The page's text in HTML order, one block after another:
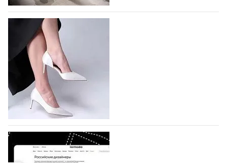
На участие в Московской неделе моды
подано 1047 заявок
На участие в седьмой Московской неделе моды,
которая пройдет в российской столице с 26 сентября
по 1 октября, уже подано 1047 заявок. Примерно
половину из них (494) прислали дизайнеры,
коллекции которых не были представлены в…
07.08.2026 483
BALLINA представит свои новинки на Euro
Shoes